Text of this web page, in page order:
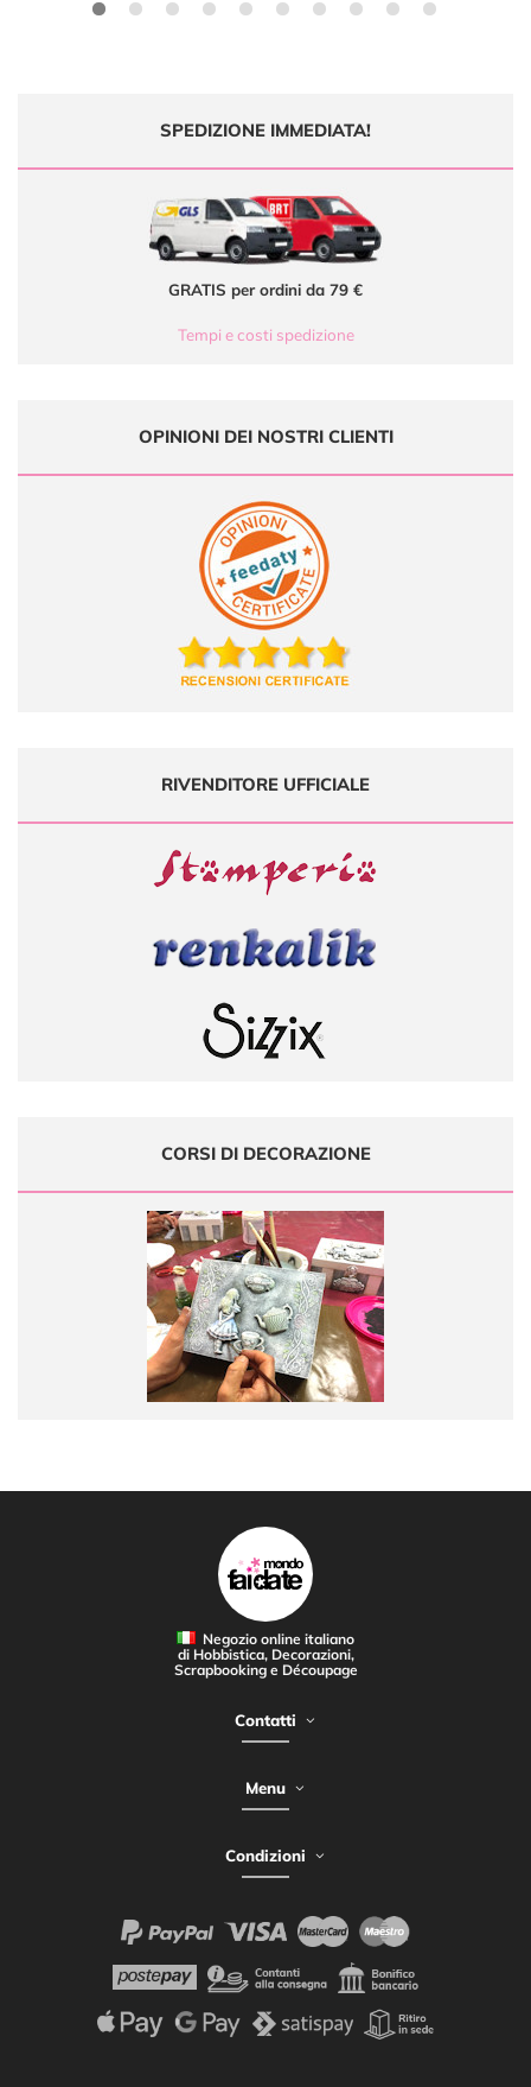
SPEDIZIONE IMMEDIATA!
GRATIS per ordini da 79 €
Tempi e costi spedizione
OPINIONI DEI NOSTRI CLIENTI
RIVENDITORE UFFICIALE
CORSI DI DECORAZIONE
Negozio online italiano
di Hobbistica, Decorazioni,
Scrapbooking e Découpage
Contatti
Menu
Condizioni